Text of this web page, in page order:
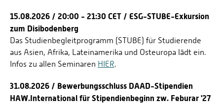
15.08.2026 / 20:00 - 21:30 CET / ESG-STUBE-Exkursion
zum Disibodenberg
Das Studienbegleitprogramm (STUBE) für Studierende
aus Asien, Afrika, Lateinamerika und Osteuropa lädt ein.
Infos zu allen Seminaren HIER.
31.08.2026 / Bewerbungsschluss DAAD-Stipendien
HAW.International für Stipendienbeginn zw. Feburar '27